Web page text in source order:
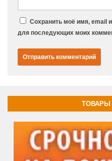
Сохранить моё имя, email
для последующих моих
ТОВАРЫ